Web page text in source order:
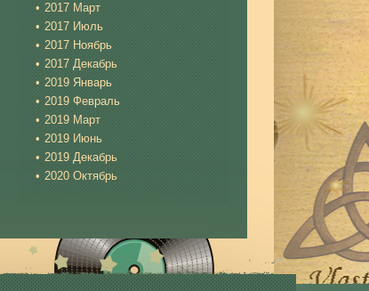
2017 Март
2017 Июль
2017 Ноябрь
2017 Декабрь
2019 Январь
2019 Февраль
2019 Март
2019 Июнь
2019 Декабрь
2020 Октябрь